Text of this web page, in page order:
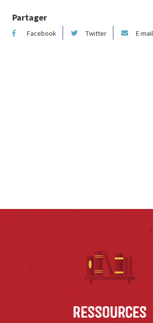
Partager
Facebook Twitter E-mail
Ressources